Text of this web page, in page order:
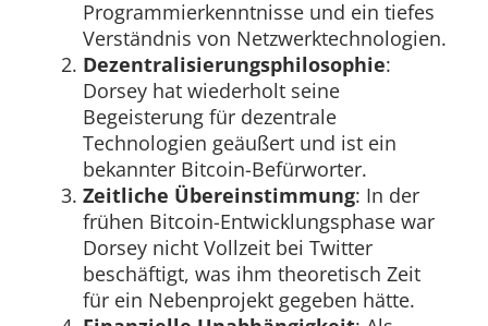
Programmierkenntnisse und ein tiefes
Verständnis von Netzwerktechnologien.
Dezentralisierungsphilosophie:
Dorsey hat wiederholt seine
Begeisterung für dezentrale
Technologien geäußert und ist ein
bekannter Bitcoin-Befürworter.
Zeitliche Übereinstimmung: In der
frühen Bitcoin-Entwicklungsphase war
Dorsey nicht Vollzeit bei Twitter
beschäftigt, was ihm theoretisch Zeit
für ein Nebenprojekt gegeben hätte.